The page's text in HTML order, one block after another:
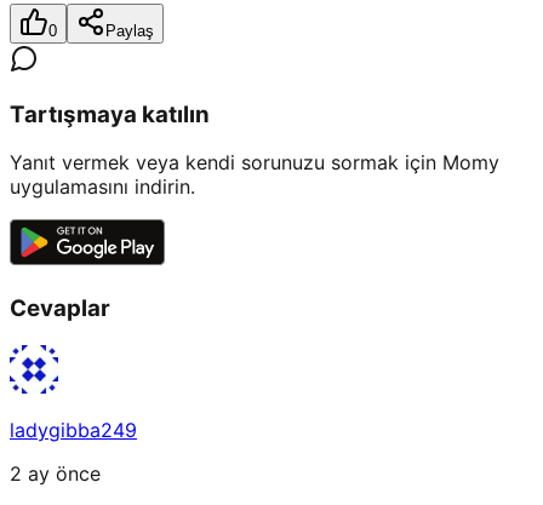
0 Paylaş
Tartışmaya katılın
Yanıt vermek veya kendi sorunuzu sormak için Momy
uygulamasını indirin.
Cevaplar
ladygibba249
2 ay önce